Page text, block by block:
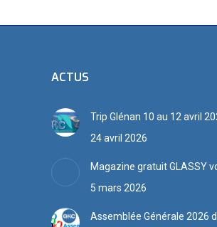
ACTUS
Trip Glénan 10 au 12 avril
24 avril 2026
Magazine gratuit GLASSY
5 mars 2026
Assemblée Générale 2026